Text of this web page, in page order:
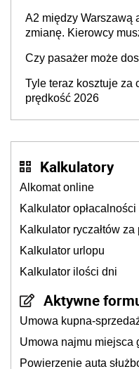
A2 między Warszawą
zmianę. Kierowcy
Czy pasażer może
Tyle teraz kosztuje za
prędkość 2026
Kalkulatory
Alkomat online
Kalkulator
Kalkulator ryczałtów
Kalkulator urlopu
Kalkulator ilości dni
Aktywne
Umowa kupna-
Umowa najmu miejsca
Powierzenie auta